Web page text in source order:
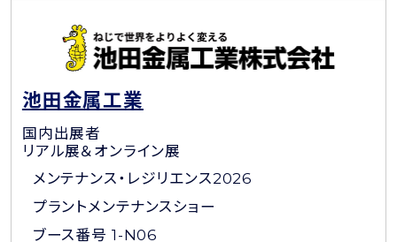
池田金属工業
国内出展者
リアル展＆オンライン展
メンテナンス・レジリエンス2026
プラントメンテナンスショー
ブース番号 1-N06